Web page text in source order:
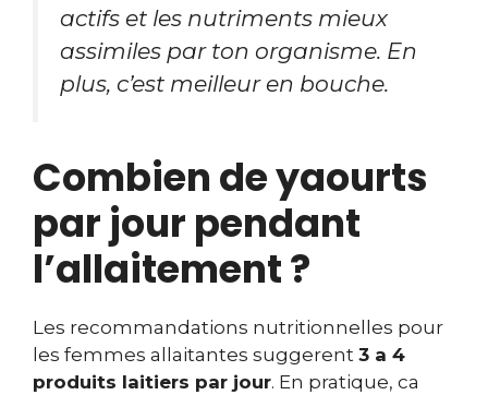
actifs et les nutriments mieux
assimiles par ton organisme. En
plus, c’est meilleur en bouche.
Combien de yaourts
par jour pendant
l’allaitement ?
Les recommandations nutritionnelles pour
les femmes allaitantes suggerent 3 a 4
produits laitiers par jour. En pratique, ca